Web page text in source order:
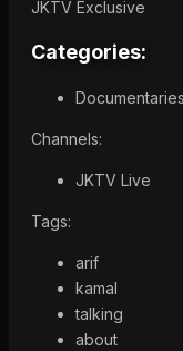
JKTV Exclusive
Categories:
Documentaries
Channels:
JKTV Live
Tags:
arif
kamal
talking
about